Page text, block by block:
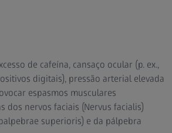
de cafeína, cansaço ocular (p. ex.,
digitais), pressão arterial elevada
espasmos musculares
dos nervos faciais (Nervus facialis)
superioris) e da pálpebra